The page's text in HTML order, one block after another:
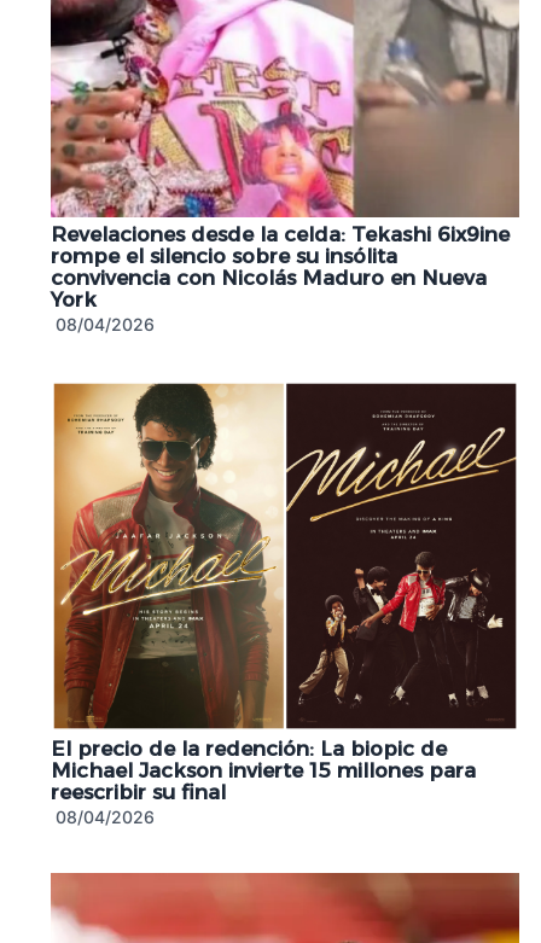
Revelaciones desde la celda: Tekashi 6ix9ine
rompe el silencio sobre su insólita
convivencia con Nicolás Maduro en Nueva
York
08/04/2026
El precio de la redención: La biopic de
Michael Jackson invierte 15 millones para
reescribir su final
08/04/2026